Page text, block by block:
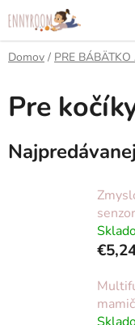
na
obsah
Domov / PRE
Pre